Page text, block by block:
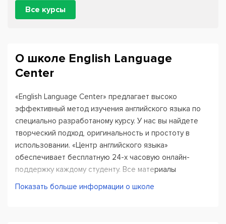
Все курсы
О школе English Language
Center
«English Language Center» предлагает высоко
эффективный метод изучения английского языка по
специально разработаному курсу. У нас вы найдете
творческий подход, оригинальность и простоту в
использовании. «Центр английского языка»
обеспечивает бесплатную 24-х часовую онлайн-
поддержку каждому студенту. Все материалы
доступны с личной веб страницы студента.
Показать больше информации о школе